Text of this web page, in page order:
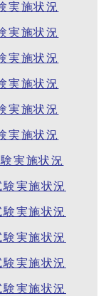
実施状況
実施状況
実施状況
実施状況
実施状況
実施状況
実施状況
実施状況
実施状況
実施状況
実施状況
実施状況